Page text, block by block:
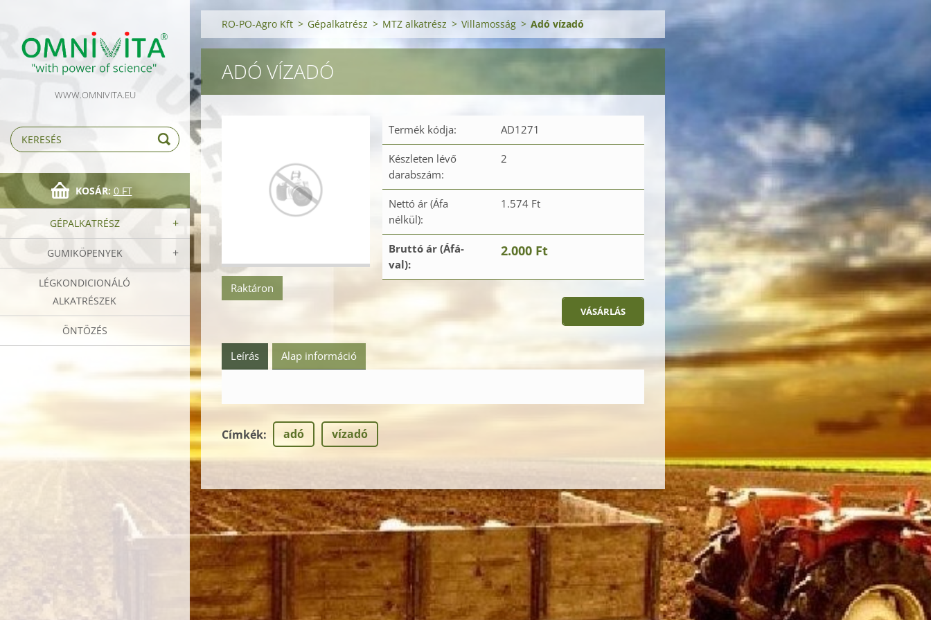
WWW.OMNIVITA.EU
KOSÁR: 0 FT
GÉPALKATRÉSZ
GUMIKÖPENYEK
LÉGKONDICIONÁLÓ
ALKATRÉSZEK
ÖNTÖZÉS
RO-PO-Agro Kft > Gépalkatrész > MTZ alkatrész > Villamosság > Adó vízadó
ADÓ VÍZADÓ
Raktáron
Termék kódja: AD1271
Készleten lévő
darabszám:
2
Nettó ár (Áfa
nélkül):
1.574 Ft
Bruttó ár (Áfá-
val):
2.000 Ft
Leírás Alap információ
Címkék: adó vízadó